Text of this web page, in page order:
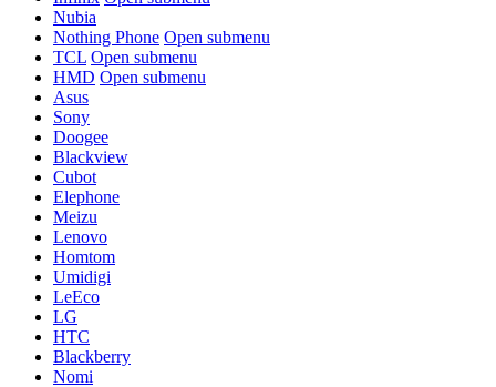
Nubia
Nothing Phone Open submenu
TCL Open submenu
HMD Open submenu
Asus
Sony
Doogee
Blackview
Cubot
Elephone
Meizu
Lenovo
Homtom
Umidigi
LeEco
LG
HTC
Blackberry
Nomi